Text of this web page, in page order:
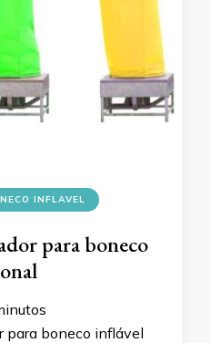
INFLAVEL
para boneco
para boneco inflável